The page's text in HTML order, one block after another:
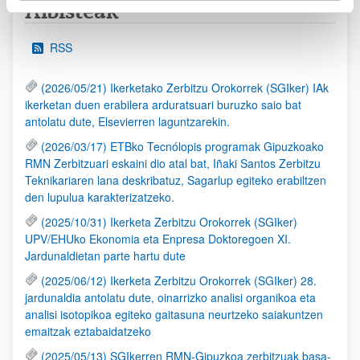
Albisteak
RSS
(2026/05/21) Ikerketako Zerbitzu Orokorrek (SGIker) IAk
ikerketan duen erabilera arduratsuari buruzko saio bat
antolatu dute, Elsevierren laguntzarekin.
(2026/03/17) ETBko Tecnólopis programak Gipuzkoako
RMN Zerbitzuari eskaini dio atal bat, Iñaki Santos Zerbitzu
Teknikariaren lana deskribatuz, Sagarlup egiteko erabiltzen
den lupulua karakterizatzeko.
(2025/10/31) Ikerketa Zerbitzu Orokorrek (SGIker)
UPV/EHUko Ekonomia eta Enpresa Doktoregoen XI.
Jardunaldietan parte hartu dute
(2025/06/12) Ikerketa Zerbitzu Orokorrek (SGIker) 28.
jardunaldia antolatu dute, oinarrizko analisi organikoa eta
analisi isotopikoa egiteko gaitasuna neurtzeko saiakuntzen
emaitzak eztabaidatzeko
(2025/05/13) SGIkerren RMN-Gipuzkoa zerbitzuak basa-